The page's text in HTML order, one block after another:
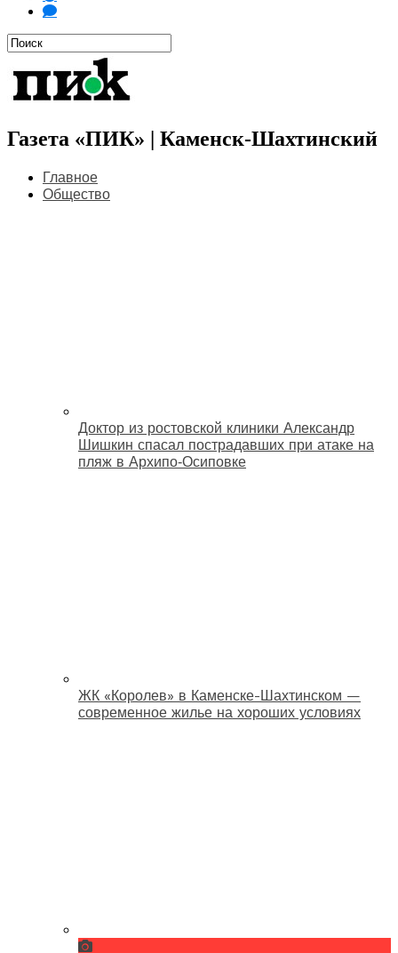
Газета «ПИК» | Каменск-Шахтинский
Главное
Общество
Доктор из ростовской клиники Александр
Шишкин спасал пострадавших при атаке на
пляж в Архипо‑Осиповке
ЖК «Королев» в Каменске-Шахтинском —
современное жилье на хороших условиях